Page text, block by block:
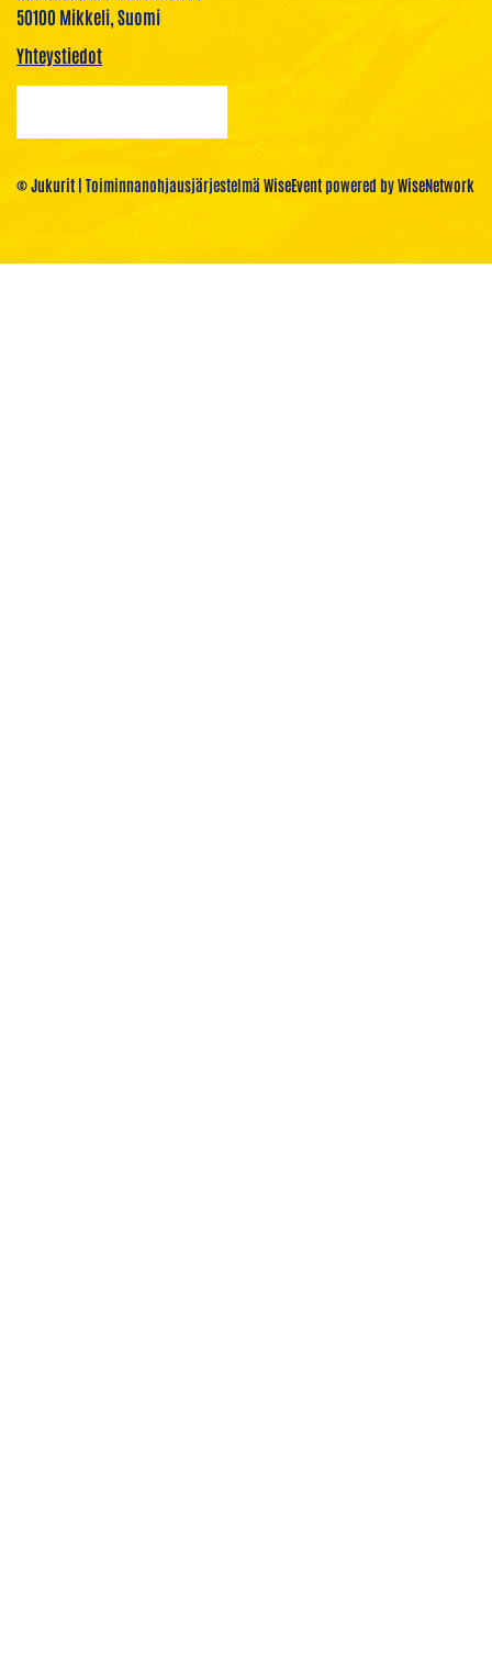
50100 Mikkeli, Suomi
Yhteystiedot
© Jukurit | Toiminnanohjausjärjestelmä WiseEventpowered byWiseNetwork